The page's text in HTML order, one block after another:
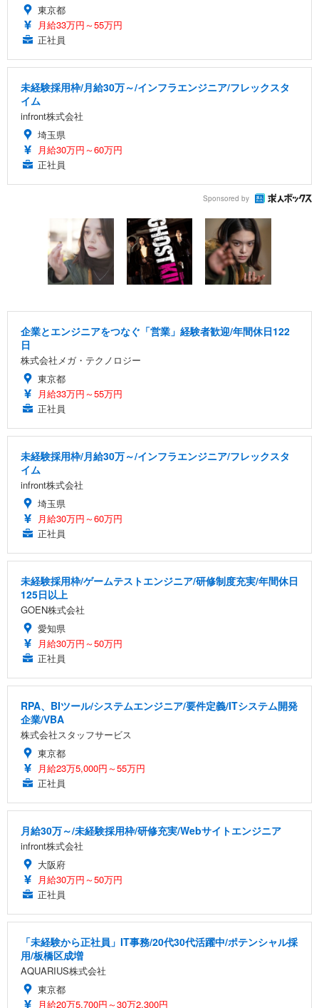
東京都
月給33万円～55万円
正社員
未経験採用枠/月給30万～/インフラエンジニア/フレックスタ
イム
infront株式会社
埼玉県
月給30万円～60万円
正社員
Sponsored by
企業とエンジニアをつなぐ「営業」経験者歓迎/年間休日122
日
株式会社メガ・テクノロジー
東京都
月給33万円～55万円
正社員
未経験採用枠/月給30万～/インフラエンジニア/フレックスタ
イム
infront株式会社
埼玉県
月給30万円～60万円
正社員
未経験採用枠/ゲームテストエンジニア/研修制度充実/年間休日
125日以上
GOEN株式会社
愛知県
月給30万円～50万円
正社員
RPA、BIツール/システムエンジニア/要件定義/ITシステム開発
企業/VBA
株式会社スタッフサービス
東京都
月給23万5,000円～55万円
正社員
月給30万～/未経験採用枠/研修充実/Webサイトエンジニア
infront株式会社
大阪府
月給30万円～50万円
正社員
「未経験から正社員」IT事務/20代30代活躍中/ポテンシャル採
用/板橋区成増
AQUARIUS株式会社
東京都
月給20万5,700円～30万2,300円